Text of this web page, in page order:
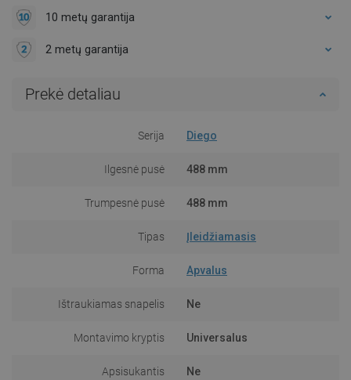
10 metų garantija
2 metų garantija
Prekė detaliau
Serija Diego
Ilgesnė pusė 488 mm
Trumpesnė pusė 488 mm
Tipas Įleidžiamasis
Forma Apvalus
Ištraukiamas snapelis Ne
Montavimo kryptis Universalus
Apsisukantis Ne